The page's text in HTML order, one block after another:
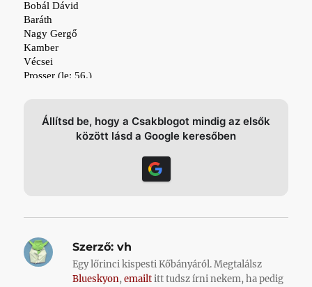
Állítsd be, hogy a Csakblogot mindig az elsők
között lásd a Google keresőben
Szerző: vh
Egy lőrinci kispesti Kőbányáról. Megtalálsz
Blueskyon,emailtitt tudsz írni nekem, ha pedig